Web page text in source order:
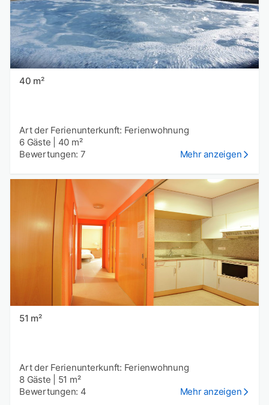
40 m²
Art der Ferienunterkunft: Ferienwohnung
6 Gäste
40 m²
Bewertungen: 7
Mehr anzeigen
51 m²
Art der Ferienunterkunft: Ferienwohnung
8 Gäste
51 m²
Bewertungen: 4
Mehr anzeigen